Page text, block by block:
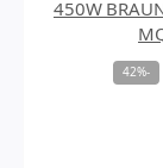
خفاق يدوي 450W BRAUN
-42%